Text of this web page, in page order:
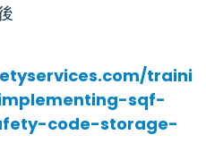
traini
sqf-
code-storage-